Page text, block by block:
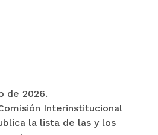
de 2026.
Interinstitucional
la lista de las y los